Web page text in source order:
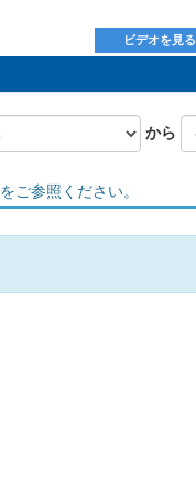
ビデオを見る
から
をご参照ください。